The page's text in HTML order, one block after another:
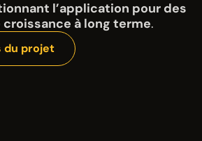
l’application pour des
à long terme.
du projet